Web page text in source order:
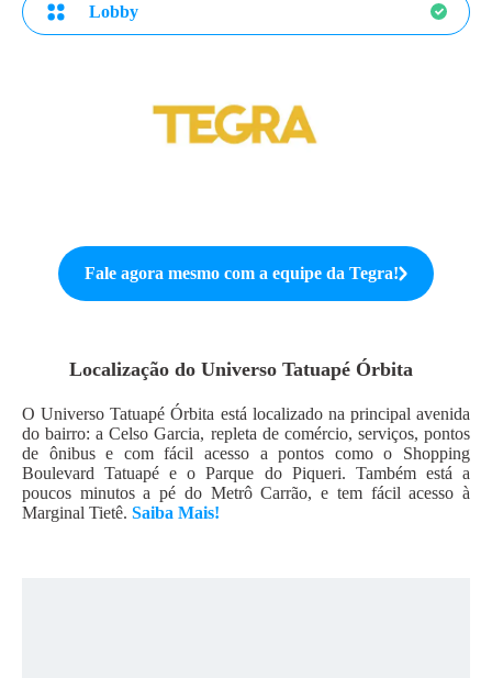
Lobby
Fale agora mesmo com a equipe da Tegra!
Localização do Universo Tatuapé Órbita
O Universo Tatuapé Órbita está localizado na principal avenida
do bairro: a Celso Garcia, repleta de comércio, serviços, pontos
de ônibus e com fácil acesso a pontos como o Shopping
Boulevard Tatuapé e o Parque do Piqueri. Também está a
poucos minutos a pé do Metrô Carrão, e tem fácil acesso à
Marginal Tietê. Saiba Mais!